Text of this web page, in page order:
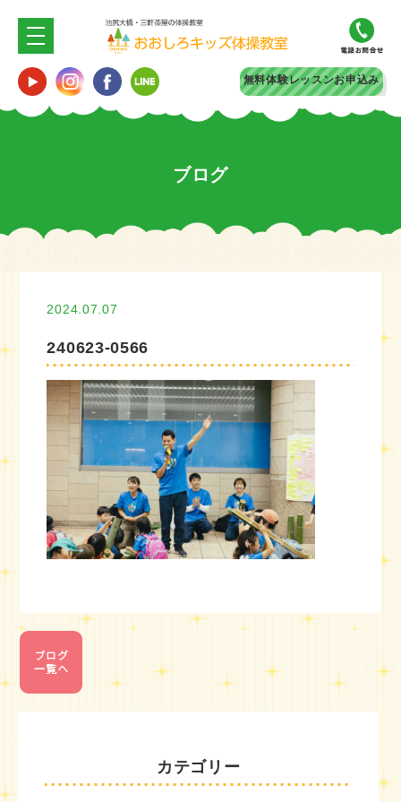
無料体験レッスンお申込み
ブログ
カテゴリー
2024.07.07
240623-0566